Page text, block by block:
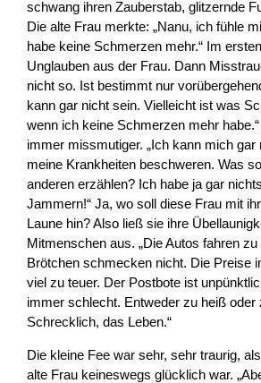
schwang ihren Zauberstab, glitzernde
Die alte Frau merkte: „Nanu, ich fühle
habe keine Schmerzen mehr.“ Im
Unglauben aus der Frau. Dann
nicht so. Ist bestimmt nur
kann gar nicht sein. Vielleicht ist was
wenn ich keine Schmerzen mehr
immer missmutiger. „Ich kann mich gar
meine Krankheiten beschweren. Was
anderen erzählen? Ich habe ja gar
Jammern!“ Ja, wo soll diese Frau mit
Laune hin? Also ließ sie ihre
Mitmenschen aus. „Die Autos fahren
Brötchen schmecken nicht. Die Preise
viel zu teuer. Der Postbote ist
immer schlecht. Entweder zu heiß oder
Schrecklich, das Leben.“
Die kleine Fee war sehr, sehr traurig,
alte Frau keineswegs glücklich war.